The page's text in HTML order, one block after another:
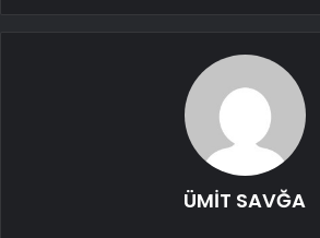
ÜMİT SAVĞA